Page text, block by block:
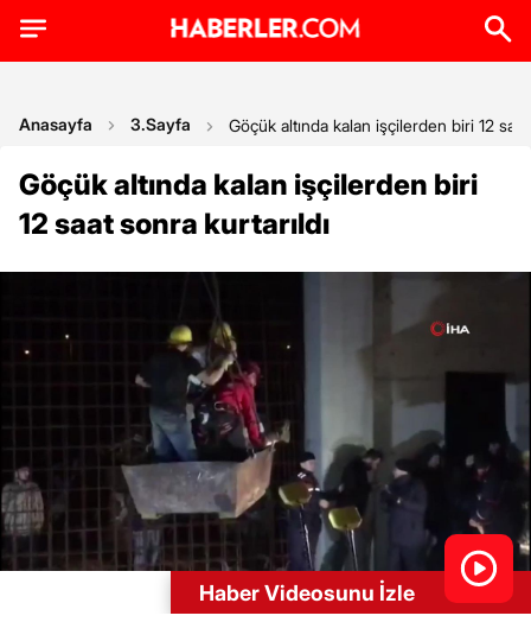
Anasayfa 3.Sayfa Göçük altında kalan işçilerden biri 12 saat
Göçük altında kalan işçilerden biri
12 saat sonra kurtarıldı
Haber Videosunu İzle